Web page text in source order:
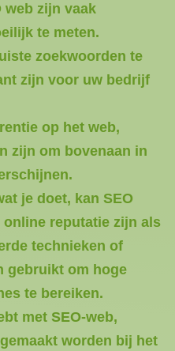
web zijn vaak
te meten.
zoekwoorden te
zijn voor uw bedrijf
op het web,
zijn om bovenaan in
je doet, kan SEO
reputatie zijn als
technieken of
gebruikt om hoge
te bereiken.
met SEO-web,
worden bij het